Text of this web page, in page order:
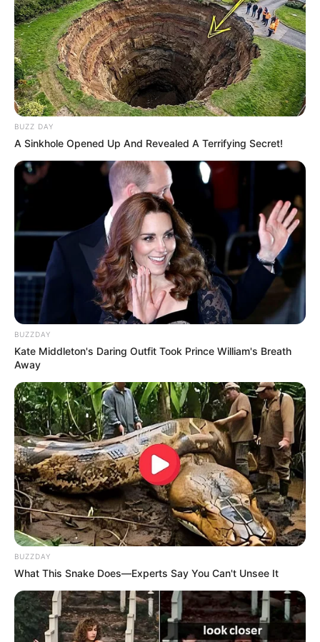
BUZZ DAY
A Sinkhole Opened Up And Revealed A Terrifying Secret!
BUZZDAY
Kate Middleton's Daring Outfit Took Prince William's Breath
Away
BUZZDAY
What This Snake Does—Experts Say You Can't Unsee It